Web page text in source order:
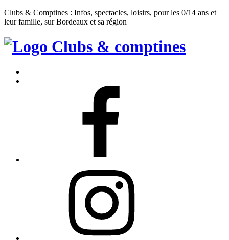
Clubs & Comptines : Infos, spectacles, loisirs, pour les 0/14 ans et
leur famille, sur Bordeaux et sa région
Clubs
Comptines